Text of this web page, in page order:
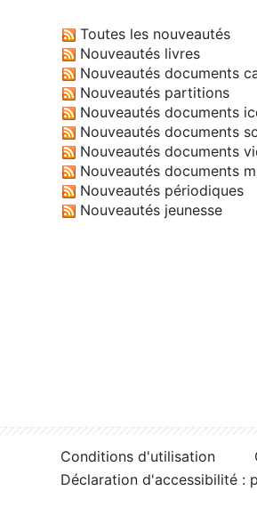
Toutes les nouveautés
Nouveautés livres
Nouveautés documents
Nouveautés partitions
Nouveautés documents
Nouveautés documents
Nouveautés documents
Nouveautés documents
Nouveautés périodiques
Nouveautés jeunesse
Conditions d'utilisation
Déclaration d'accessibilité :